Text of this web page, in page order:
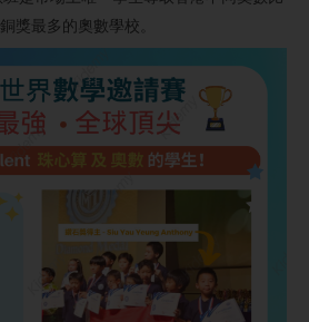
獎最多的奧數學校。